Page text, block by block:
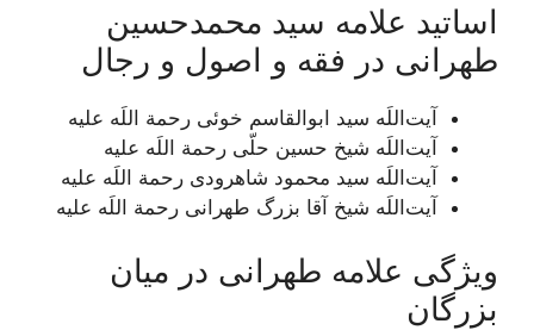
اساتید علامه سید محمدحسین
طهرانی در فقه و اصول و رجال
آیت‌اللَه سید ابوالقاسم خوئی رحمة اللَه علیه
آیت‌اللَه شیخ حسین حلّی رحمة اللَه علیه
آیت‌اللَه سید محمود شاهرودی رحمة اللَه علیه
آیت‌اللَه شیخ آقا بزرگ طهرانی رحمة اللَه علیه
ویژگی علامه طهرانی در میان
بزرگان